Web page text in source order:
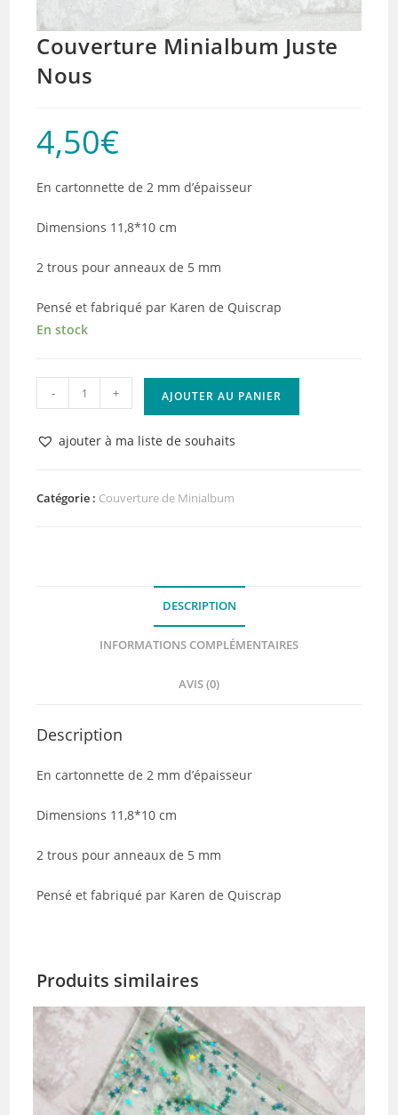
Couverture Minialbum Juste
Nous
4,50€
En cartonnette de 2 mm d’épaisseur
Dimensions 11,8*10 cm
2 trous pour anneaux de 5 mm
Pensé et fabriqué par Karen de Quiscrap
En stock
quantité
de
Couverture
Minialbum
Nous
- + AJOUTER AU PANIER
ajouter à ma liste de souhaits
Catégorie : Couverture de Minialbum
DESCRIPTION
INFORMATIONS COMPLÉMENTAIRES
AVIS (0)
Description
En cartonnette de 2 mm d’épaisseur
Dimensions 11,8*10 cm
2 trous pour anneaux de 5 mm
Pensé et fabriqué par Karen de Quiscrap
Produits similaires